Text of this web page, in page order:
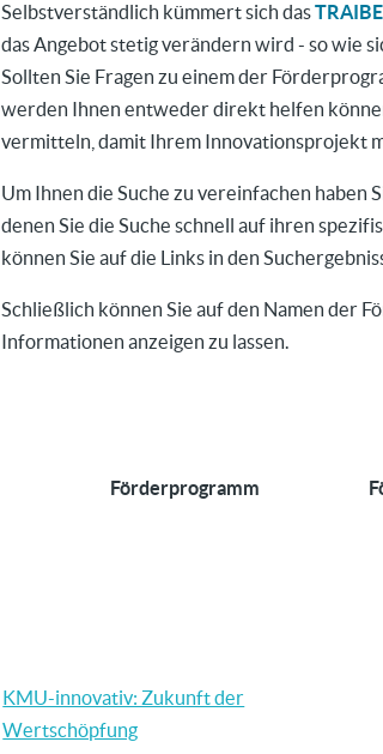
Selbstverständlich kümmert sich das
das Angebot stetig verändern wird - so wie
Sollten Sie Fragen zu einem der
werden Ihnen entweder direkt helfen
vermitteln, damit Ihrem Innovationsprojekt
Um Ihnen die Suche zu vereinfachen haben
denen Sie die Suche schnell auf ihren
können Sie auf die Links in den
Schließlich können Sie auf den Namen der
Informationen anzeigen zu lassen.
Förderprogramm
KMU-innovativ: Zukunft der
Wertschöpfung